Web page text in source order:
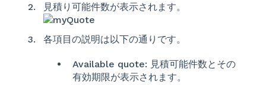
見積り可能件数が表示されます。
各項目の説明は以下の通りです。
Available quote: 見積可能件数とその
有効期限が表示されます。